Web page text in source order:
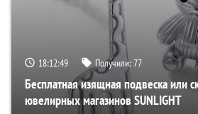
18:12:48 Получили:77
Бесплатная изящная подвеска или
ювелирных магазинов SUNLIGHT